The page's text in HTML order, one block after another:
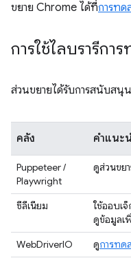
ขยาย Chrome ได้ที่การท
การใช้ไลบรารีกา
ส่วนขยายได้รับการสนับสนุ
คลัง คำแนะ
Puppeteer /
Playwright
ดูส่วนขย
ซีลีเนียม ใช้ออบเ
ดูข้อมูลเ
WebDriverIO
ดูการทด